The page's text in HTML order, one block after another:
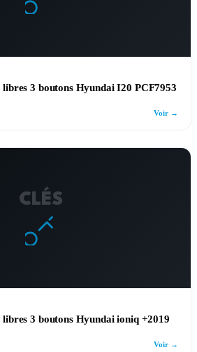
libres 3 boutons Hyundai I20 PCF7953
Voir →
CLÉS
libres 3 boutons Hyundai ioniq +2019
Voir →